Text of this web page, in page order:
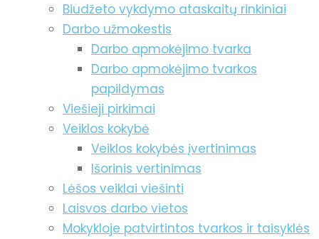
Biudžeto vykdymo ataskaitų rinkiniai
Darbo užmokestis
Darbo apmokėjimo tvarka
Darbo apmokėjimo tvarkos
papildymas
Viešieji pirkimai
Veiklos kokybė
Veiklos kokybės įvertinimas
Išorinis vertinimas
Lėšos veiklai viešinti
Laisvos darbo vietos
Mokykloje patvirtintos tvarkos ir taisyklės